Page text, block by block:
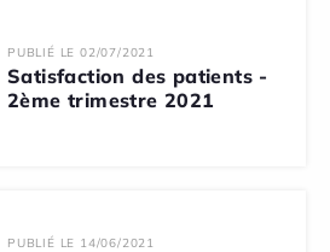
PUBLIÉ LE 02/07/2021
Satisfaction des patients -
2ème trimestre 2021
PUBLIÉ LE 14/06/2021